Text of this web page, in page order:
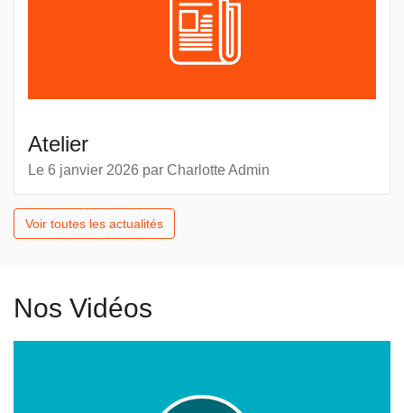
Atelier
Le 6 janvier 2026 par Charlotte Admin
Voir toutes les actualités
Nos Vidéos